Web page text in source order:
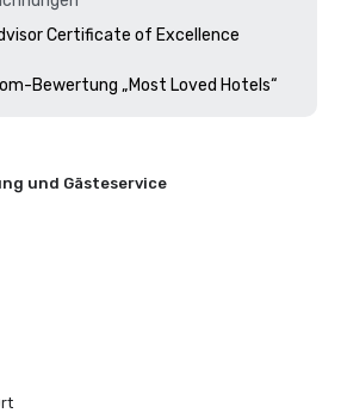
Certificate of Excellence
Bewertung „Most Loved Hotels“
und Gästeservice